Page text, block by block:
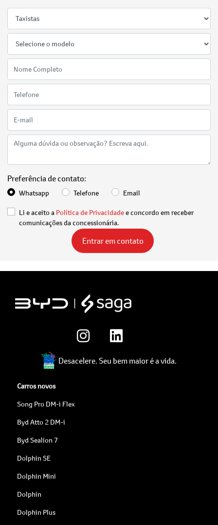
Preferência de contato:
Whatsapp Telefone Email
Li e aceito a Política de Privacidadee concordo em receber
comunicações da concessionária.
Entrar em contato
Desacelere. Seu bem maior é a vida.
Carros novos
Song Pro DM-i Flex
Byd Atto 2 DM-i
Byd Sealion 7
Dolphin SE
Dolphin Mini
Dolphin
Dolphin Plus